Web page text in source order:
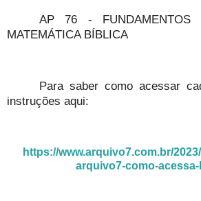
AP 76 - FUNDAMENTOS
MATEMÁTICA BÍBLICA
Para saber como acessar
instruções aqui:
https://www.arquivo7.com.br/
arquivo7-como-acessa-